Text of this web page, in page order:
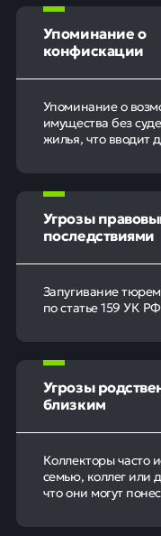
Упоминание о
конфискации
Упоминание о
имущества без
жилья, что вводит
Угрозы
последствиями
Запугивание
по статье 159 УК
Угрозы
близким
Коллекторы часто
семью, коллег или
что они могут